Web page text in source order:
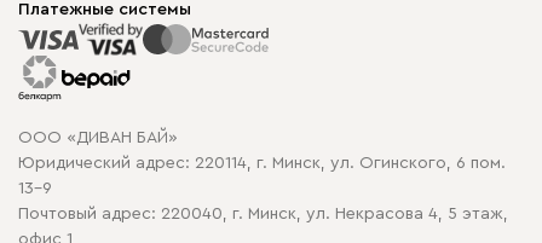
Способы оплаты
Рассрочка и кредит
Гарантия
Карта сайта
Политика конфиденциальности
Политика в отношении обработки cookie
Корпусная мебель
Распродажа мебели
Платежные системы
ООО «ДИВАН БАЙ»
Юридический адрес: 220114, г. Минск, ул. Огинского, 6 пом.
13-9
Почтовый адрес: 220040, г. Минск, ул. Некрасова 4, 5 этаж,